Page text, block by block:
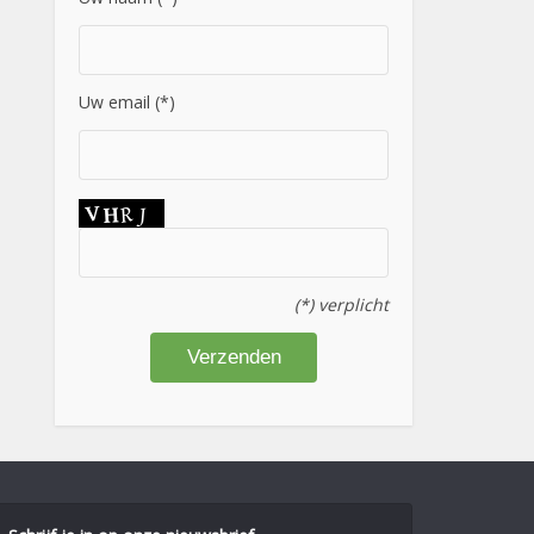
Uw email (*)
(*) verplicht